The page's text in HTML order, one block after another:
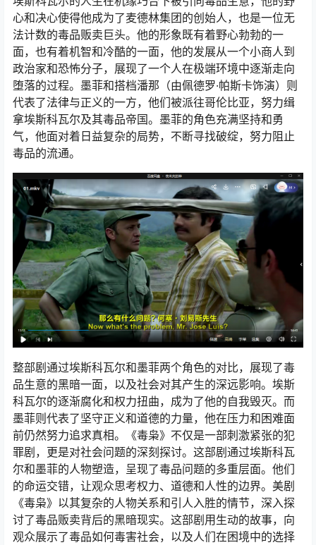
心和决心使得他成为了麦德林集团的创始人，也是一位无
法计数的毒品贩卖巨头。他的形象既有着野心勃勃的一
面，也有着机智和冷酷的一面，他的发展从一个小商人到
政治家和恐怖分子，展现了一个人在极端环境中逐渐走向
堕落的过程。墨菲和搭档潘那（由佩德罗·帕斯卡饰演）则
代表了法律与正义的一方，他们被派往哥伦比亚，努力缉
拿埃斯科瓦尔及其毒品帝国。墨菲的角色充满坚持和勇
气，他面对着日益复杂的局势，不断寻找破绽，努力阻止
毒品的流通。
整部剧通过埃斯科瓦尔和墨菲两个角色的对比，展现了毒
品生意的黑暗一面，以及社会对其产生的深远影响。埃斯
科瓦尔的逐渐腐化和权力扭曲，成为了他的自我毁灭。而
墨菲则代表了坚守正义和道德的力量，他在压力和困难面
前仍然努力追求真相。《毒枭》不仅是一部刺激紧张的犯
罪剧，更是对社会问题的深刻探讨。这部剧通过埃斯科瓦
尔和墨菲的人物塑造，呈现了毒品问题的多重层面。他们
的命运交错，让观众思考权力、道德和人性的边界。美剧
《毒枭》以其复杂的人物关系和引人入胜的情节，深入探
讨了毒品贩卖背后的黑暗现实。这部剧用生动的故事，向
观众展示了毒品如何毒害社会，以及人们在困境中的选择